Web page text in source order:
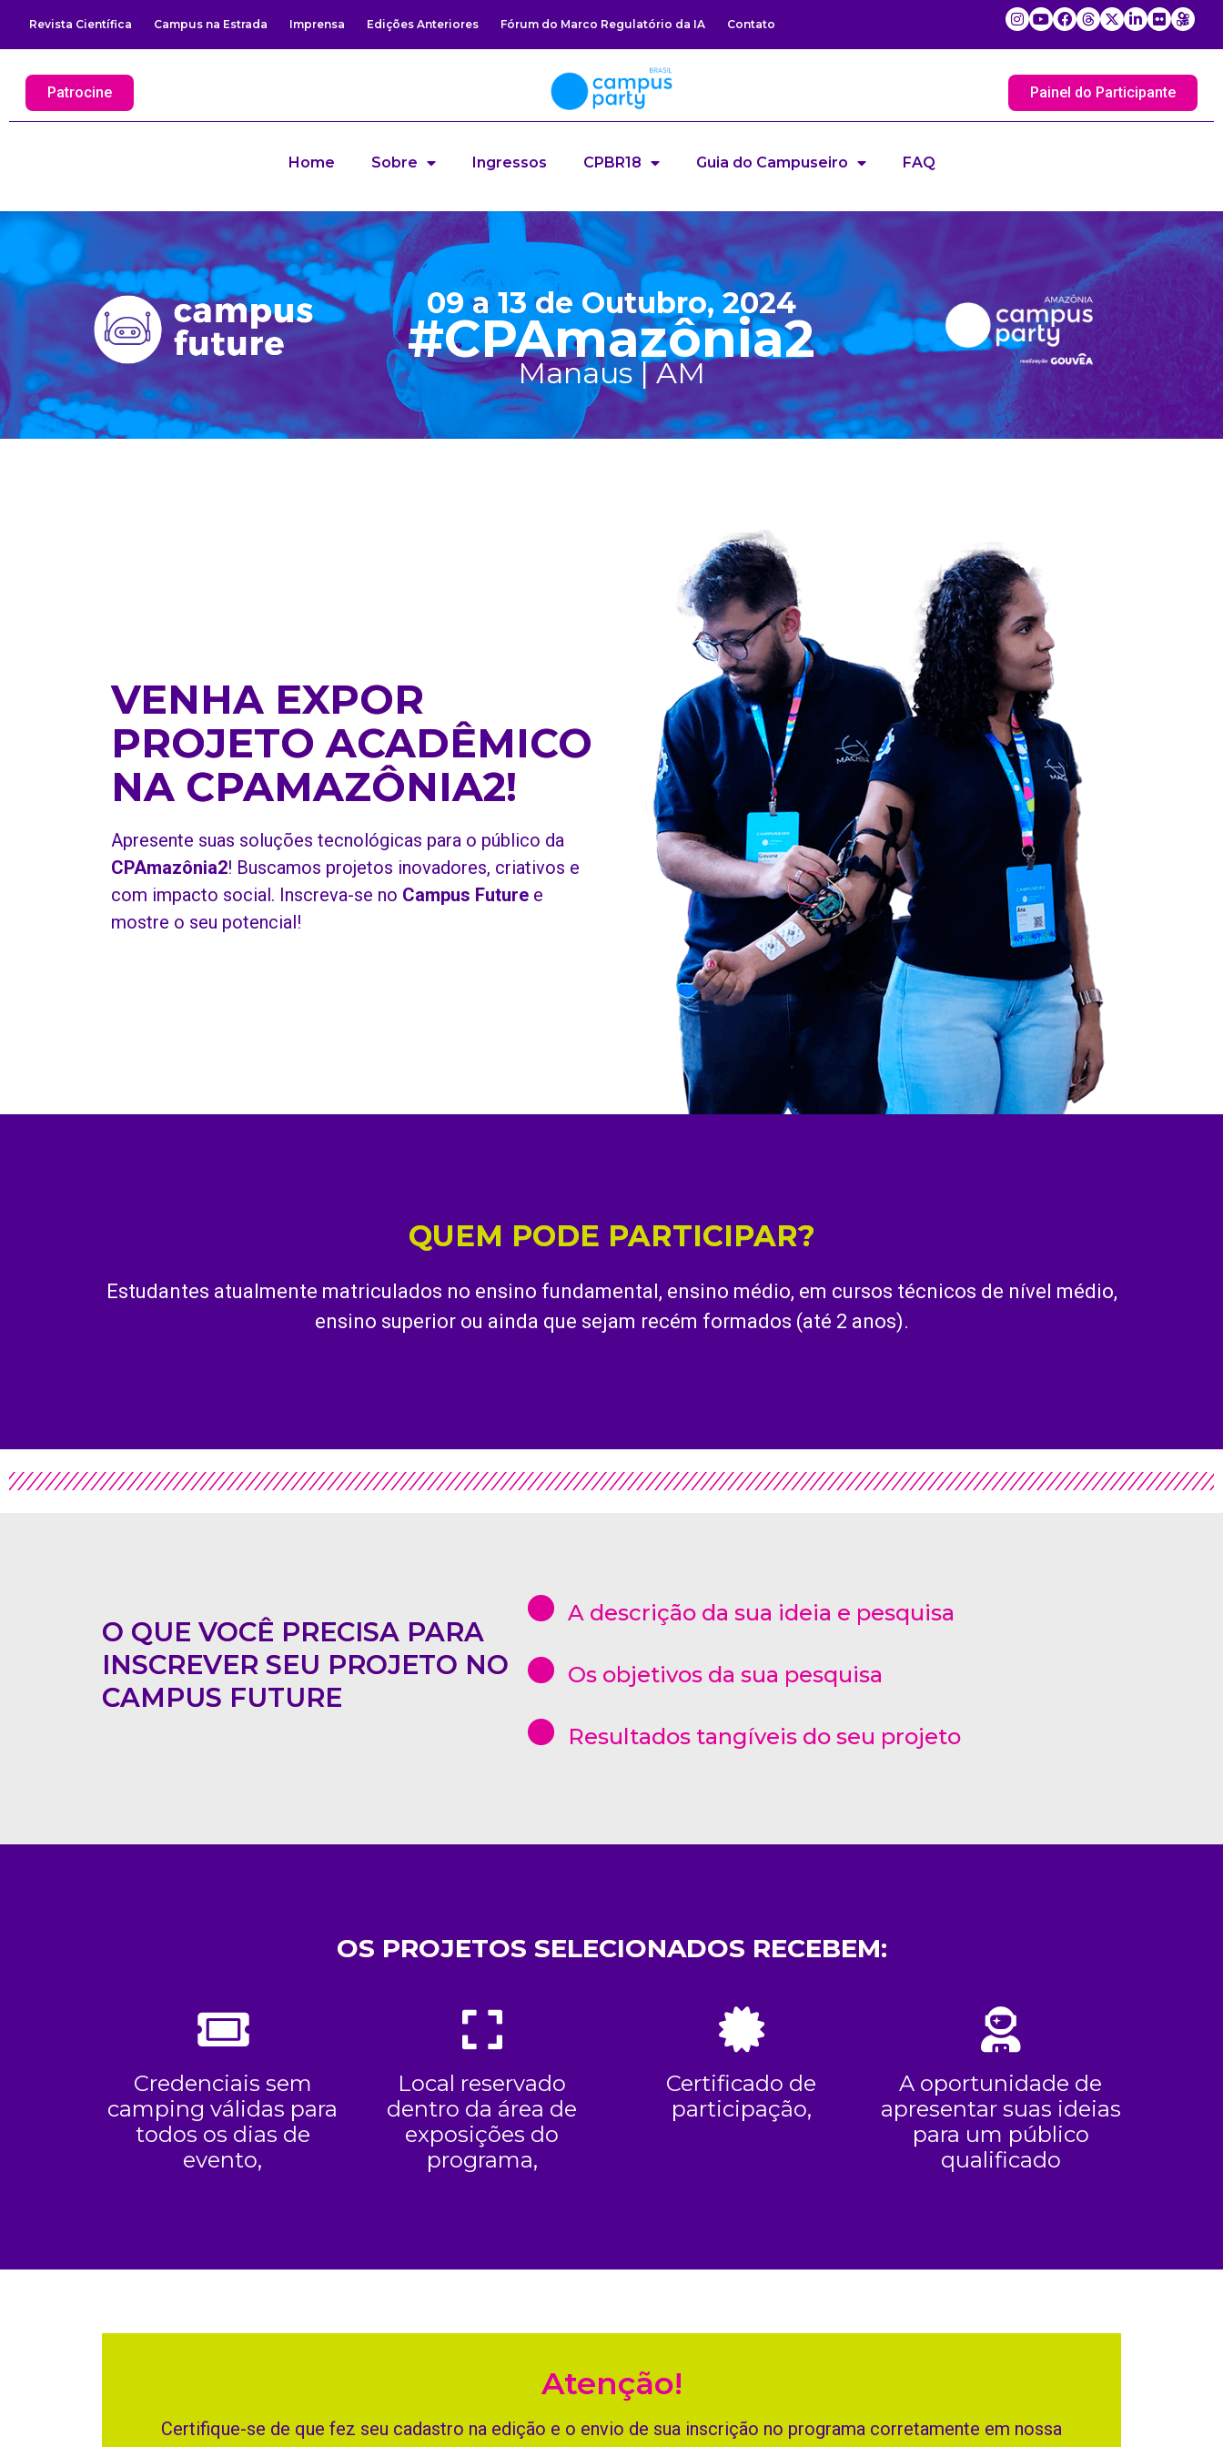
Revista Científica Campus na Estrada Imprensa Edições Anteriores Fórum do Marco Regulatório da IA Contato
Patrocine Painel do Participante
Home Sobre Ingressos CPBR18 Guia do Campuseiro FAQ
09 a 13 de Outubro, 2024
#CPAmazônia2
Manaus | AM
VENHA EXPOR
PROJETO ACADÊMICO
NA CPAMAZÔNIA2!
Apresente suas soluções tecnológicas para o público da
CPAmazônia2! Buscamos projetos inovadores, criativos e
com impacto social. Inscreva-se no Campus Future e
mostre o seu potencial!
QUEM PODE PARTICIPAR?
Estudantes atualmente matriculados no ensino fundamental, ensino médio, em cursos técnicos de nível médio,
ensino superior ou ainda que sejam recém formados (até 2 anos).
O QUE VOCÊ PRECISA PARA
INSCREVER SEU PROJETO NO
CAMPUS FUTURE
A descrição da sua ideia e pesquisa
Os objetivos da sua pesquisa
Resultados tangíveis do seu projeto
OS PROJETOS SELECIONADOS RECEBEM:
Credenciais sem
camping válidas para
todos os dias de
evento,
Local reservado
dentro da área de
exposições do
programa,
Certificado de
participação,
A oportunidade de
apresentar suas ideias
para um público
qualificado
Atenção!
Certifique-se de que fez seu cadastro na edição e o envio de sua inscrição no programa corretamente em nossa